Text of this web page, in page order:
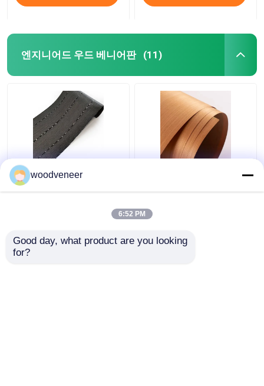
엔지니어드 우드 베니어판 (11)
방수 공학 목재 플레어
UV 코팅
woodveneer
6:52 PM
Good day, what product are you looking
for?